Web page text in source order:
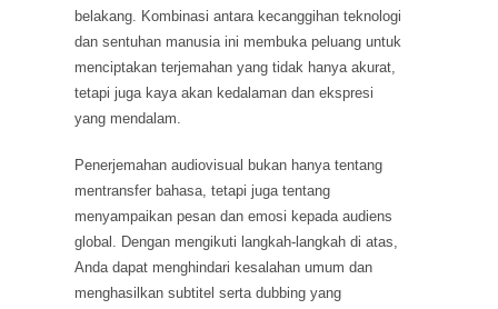
belakang. Kombinasi antara kecanggihan teknologi
dan sentuhan manusia ini membuka peluang untuk
menciptakan terjemahan yang tidak hanya akurat,
tetapi juga kaya akan kedalaman dan ekspresi
yang mendalam.
Penerjemahan audiovisual bukan hanya tentang
mentransfer bahasa, tetapi juga tentang
menyampaikan pesan dan emosi kepada audiens
global. Dengan mengikuti langkah-langkah di atas,
Anda dapat menghindari kesalahan umum dan
menghasilkan subtitel serta dubbing yang